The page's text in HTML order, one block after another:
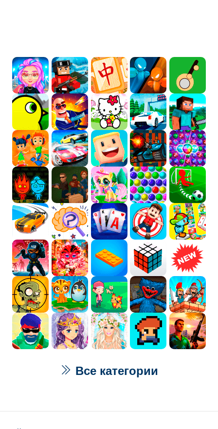
Все категории